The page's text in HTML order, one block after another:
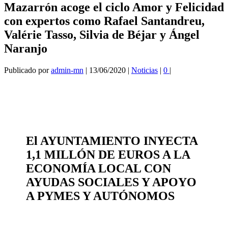
Mazarrón acoge el ciclo Amor y Felicidad
con expertos como Rafael Santandreu,
Valérie Tasso, Silvia de Béjar y Ángel
Naranjo
Publicado poradmin-mn | 13/06/2020 | Noticias | 0 |
El AYUNTAMIENTO INYECTA
1,1 MILLÓN DE EUROS A LA
ECONOMÍA LOCAL CON
AYUDAS SOCIALES Y APOYO
A PYMES Y AUTÓNOMOS